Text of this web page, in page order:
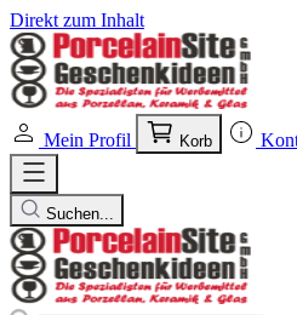
Direkt zum Inhalt
Mein Profil Korb
Suchen...